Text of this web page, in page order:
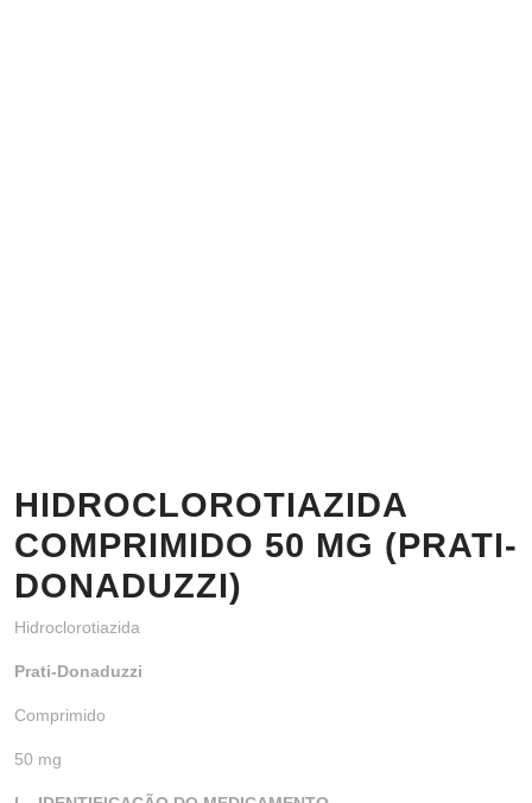
HIDROCLOROTIAZIDA
COMPRIMIDO 50 MG (PRATI-
DONADUZZI)
Hidroclorotiazida
Prati-Donaduzzi
Comprimido
50 mg